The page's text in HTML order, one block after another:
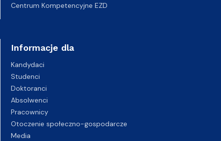
Centrum Kompetencyjne EZD
Informacje dla
Kandydaci
Studenci
Doktoranci
Absolwenci
Pracownicy
Otoczenie społeczno-gospodarcze
Media